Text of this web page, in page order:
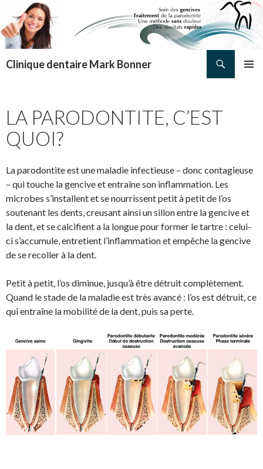
Clinique dentaire Mark Bonner
LA PARODONTITE, C’EST
QUOI?
La parodontite est une maladie infectieuse – donc contagieuse
– qui touche la gencive et entraîne son inflammation. Les
microbes s’installent et se nourrissent petit à petit de l’os
soutenant les dents, creusant ainsi un sillon entre la gencive et
la dent, et se calcifient a la longue pour former le tartre : celui-
ci s’accumule, entretient l’inflammation et empêche la gencive
de se recoller à la dent.
Petit à petit, l’os diminue, jusqu’à être détruit complètement.
Quand le stade de la maladie est très avancé : l’os est détruit, ce
qui entraîne la mobilité de la dent, puis sa perte.